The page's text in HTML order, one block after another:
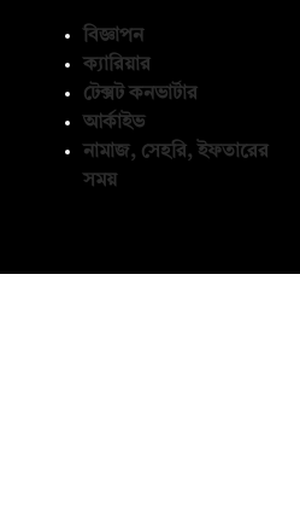
বিজ্ঞাপন
ক্যারিয়ার
টেক্সট কনভার্টার
আর্কাইভ
নামাজ, সেহরি, ইফতারের
সময়